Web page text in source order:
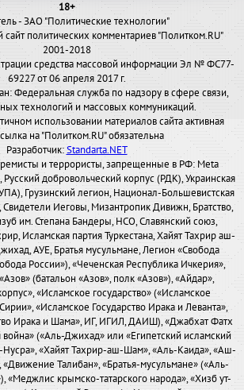
18+
- ЗАО "Политические технологии"
политических комментариев "Политком.RU"
2001-2018
средства массовой информации Эл № ФС77-
69227 от 06 апреля 2017 г.
Федеральная служба по надзору в сфере связи,
технологий и массовых коммуникаций.
использовании материалов сайта активная
на "Политком.RU" обязательна
Разработчик:Standarta.NET
и террористы, запрещенные в РФ: Meta
добровольческий корпус (РДК), Украинская
Грузинский легион, Национал-Большевистская
Свидетели Иеговы, Мизантропик Дивижн, Братство,
им. Степана Бандеры, НСО, Славянский союз,
Исламская партия Туркестана, Хайят Тахрир аш-
АУЕ, Братья мусульмане, Легион «Свобода
России»), «Чеченская Республика Ичкерия»,
(батальон «Азов», полк «Азов»), «Айдар»,
«Исламское государство» («Исламское
«Исламское Государство Ирака и Леванта»,
Ирака и Шама», ИГ, ИГИЛ, ДАИШ), «Джабхат Фатх
(«Аль-Джихад» или «Египетский исламский
«Хайят Тахрир-аш-Шам», «Аль-Каида», «Аш-
Талибан», «Братья-мусульмане» («Аль-
«Меджлис крымско-татарского народа», «Хизб ут-